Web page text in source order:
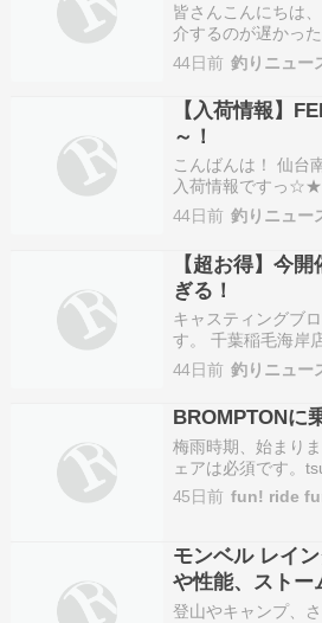
皆さんこんにちは
介するのが遅かっ
本日はXOOXより
ご紹介です☔ 繊
水・防汚効果アッ
シュー…
44日前 釣りニュー
【入荷情報】
～！
こんばんは！ 仙台
入荷情報ですっ☆★
ラカンスが入荷致
ご来店くださいっ
ラー１点ずつとな
とさせて頂きます
44日前 釣りニュー
【超お得】今
ぎる！
キャスティングブ
す。 千葉稲毛海岸
岸店では、市原16
セールを開催して
2026/6/19(金)～7/
11,000円以…
44日前 釣りニュー
BROMPTONに
梅雨時期、始まり
ェアは必須です。
っているのですが
るのはもっぱら
BROMPTONはロ
45日前 fun! ride
モンベル レイ
や性能、ストー
登山やキャンプ、